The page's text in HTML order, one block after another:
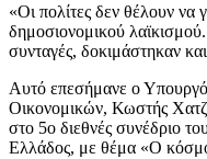
«Οι πολίτες δεν θέλουν να
δημοσιονομικού
συνταγές, δοκιμάστηκαν
Αυτό επεσήμανε ο
Οικονομικών, Κωστής
στο 5ο διεθνές συνέδριο
Ελλάδος, με θέμα «Ο